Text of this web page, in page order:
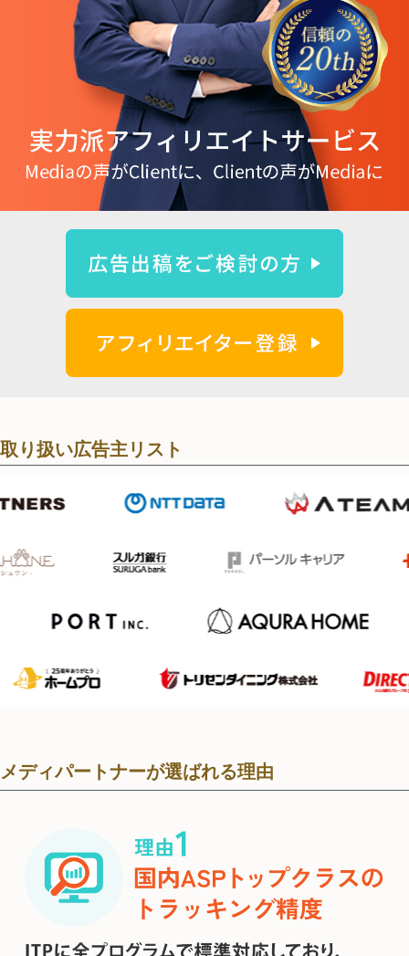
取り扱い広告主リスト
メディパートナーが選ばれる理由